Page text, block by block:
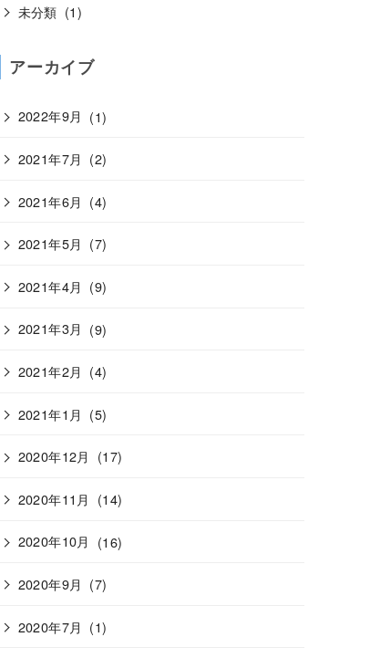
未分類 (1)
アーカイブ
2022年9月 (1)
2021年7月 (2)
2021年6月 (4)
2021年5月 (7)
2021年4月 (9)
2021年3月 (9)
2021年2月 (4)
2021年1月 (5)
2020年12月 (17)
2020年11月 (14)
2020年10月 (16)
2020年9月 (7)
2020年7月 (1)